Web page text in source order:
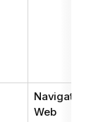
Navigateur
Web